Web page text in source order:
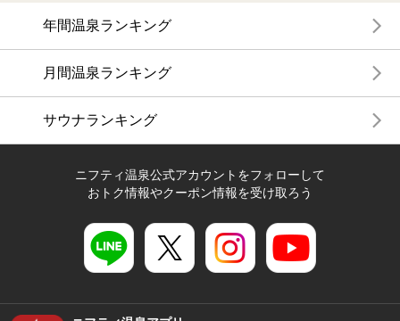
年間温泉ランキング
月間温泉ランキング
サウナランキング
ニフティ温泉公式アカウントをフォローして
おトク情報やクーポン情報を受け取ろう